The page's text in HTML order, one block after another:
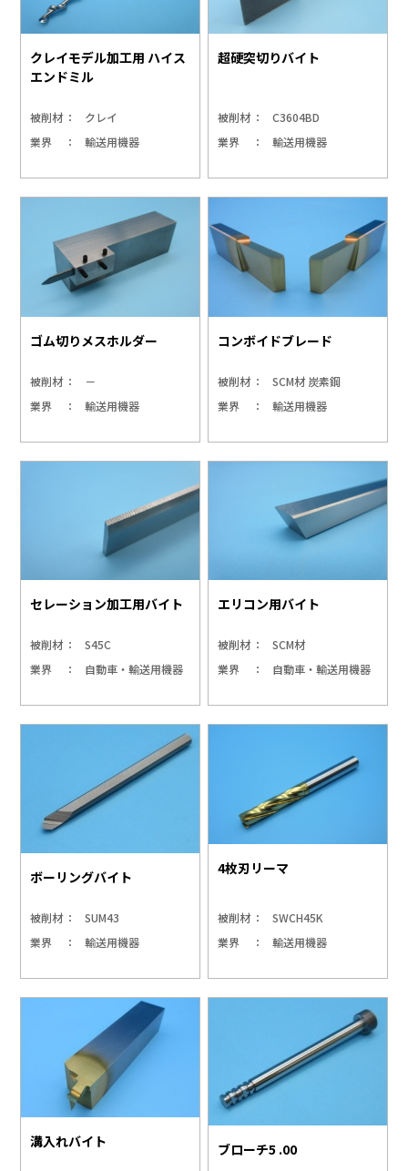
クレイモデル加工用 ハイス
エンドミル
被削材
クレイ
業界
輸送用機器
超硬突切りバイト
被削材
C3604BD
業界
輸送用機器
ゴム切りメスホルダー
被削材
－
業界
輸送用機器
コンボイドブレード
被削材
SCM材 炭素鋼
業界
輸送用機器
セレーション加工用バイト
被削材
S45C
業界
自動車・輸送用機器
エリコン用バイト
被削材
SCM材
業界
自動車・輸送用機器
ボーリングバイト
被削材
SUM43
業界
輸送用機器
4枚刃リーマ
被削材
SWCH45K
業界
輸送用機器
溝入れバイト ブローチ5 .00